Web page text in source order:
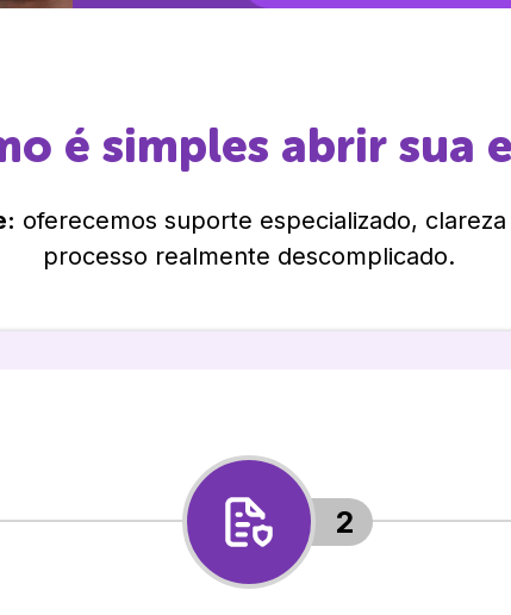
é simples abrir sua
oferecemos suporte especializado,
processo realmente descomplicado.
2